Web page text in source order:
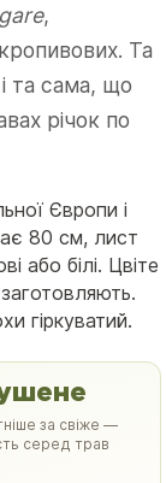
,
Та
та сама, що
річок по
Європи і
80 см, лист
або білі. Цвіте
гіркуватий.
за свіже —
серед трав